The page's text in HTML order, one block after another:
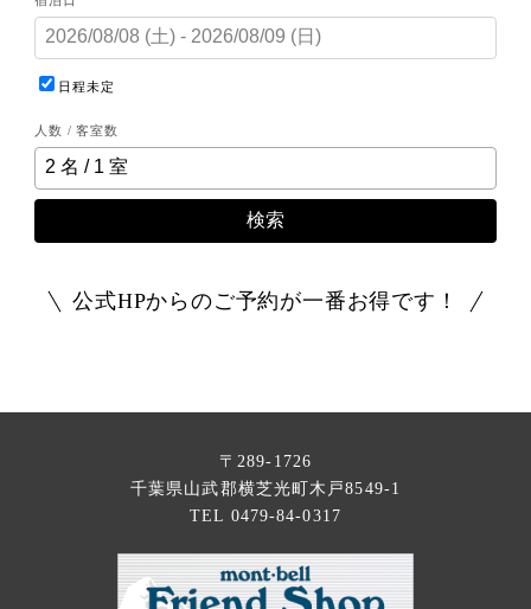
日程未定
人数 / 客室数
検索
公式HPからのご予約が一番お得です！
〒289-1726
千葉県山武郡横芝光町木戸8549-1
TEL 0479-84-0317